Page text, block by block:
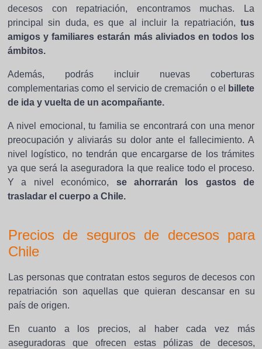
decesos con repatriación, encontramos muchas. La
principal sin duda, es que al incluir la repatriación, tus
amigos y familiares estarán más aliviados en todos los
ámbitos.
Además, podrás incluir nuevas coberturas
complementarias como el servicio de cremación o el
billete
de ida y vuelta de un acompañante.
A nivel emocional, tu familia se encontrará con una menor
preocupación y aliviarás su dolor ante el fallecimiento. A
nivel logístico, no tendrán que encargarse de los trámites
ya que será la aseguradora la que realice todo el proceso.
Y a nivel económico, se ahorrarán los gastos de
trasladar el cuerpo a Chile.
Precios de seguros de decesos para
Chile
Las personas que contratan estos seguros de decesos con
repatriación son aquellas que quieran descansar en su
país de origen.
En cuanto a los precios, al haber cada vez más
aseguradoras que ofrecen estas pólizas de decesos,